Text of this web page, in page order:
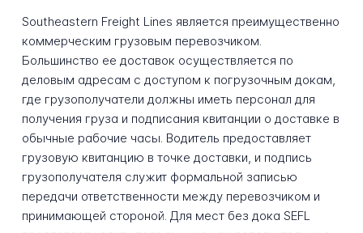
Southeastern Freight Lines является преимущественно
коммерческим грузовым перевозчиком.
Большинство ее доставок осуществляется по
деловым адресам с доступом к погрузочным докам,
где грузополучатели должны иметь персонал для
получения груза и подписания квитанции о доставке в
обычные рабочие часы. Водитель предоставляет
грузовую квитанцию в точке доставки, и подпись
грузополучателя служит формальной записью
передачи ответственности между перевозчиком и
принимающей стороной. Для мест без дока SEFL